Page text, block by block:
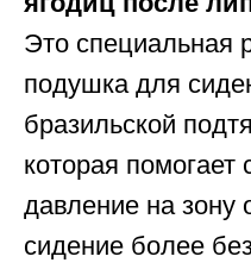
Это специальная
подушка для
бразильской
которая помогает
давление на зону
сидение более